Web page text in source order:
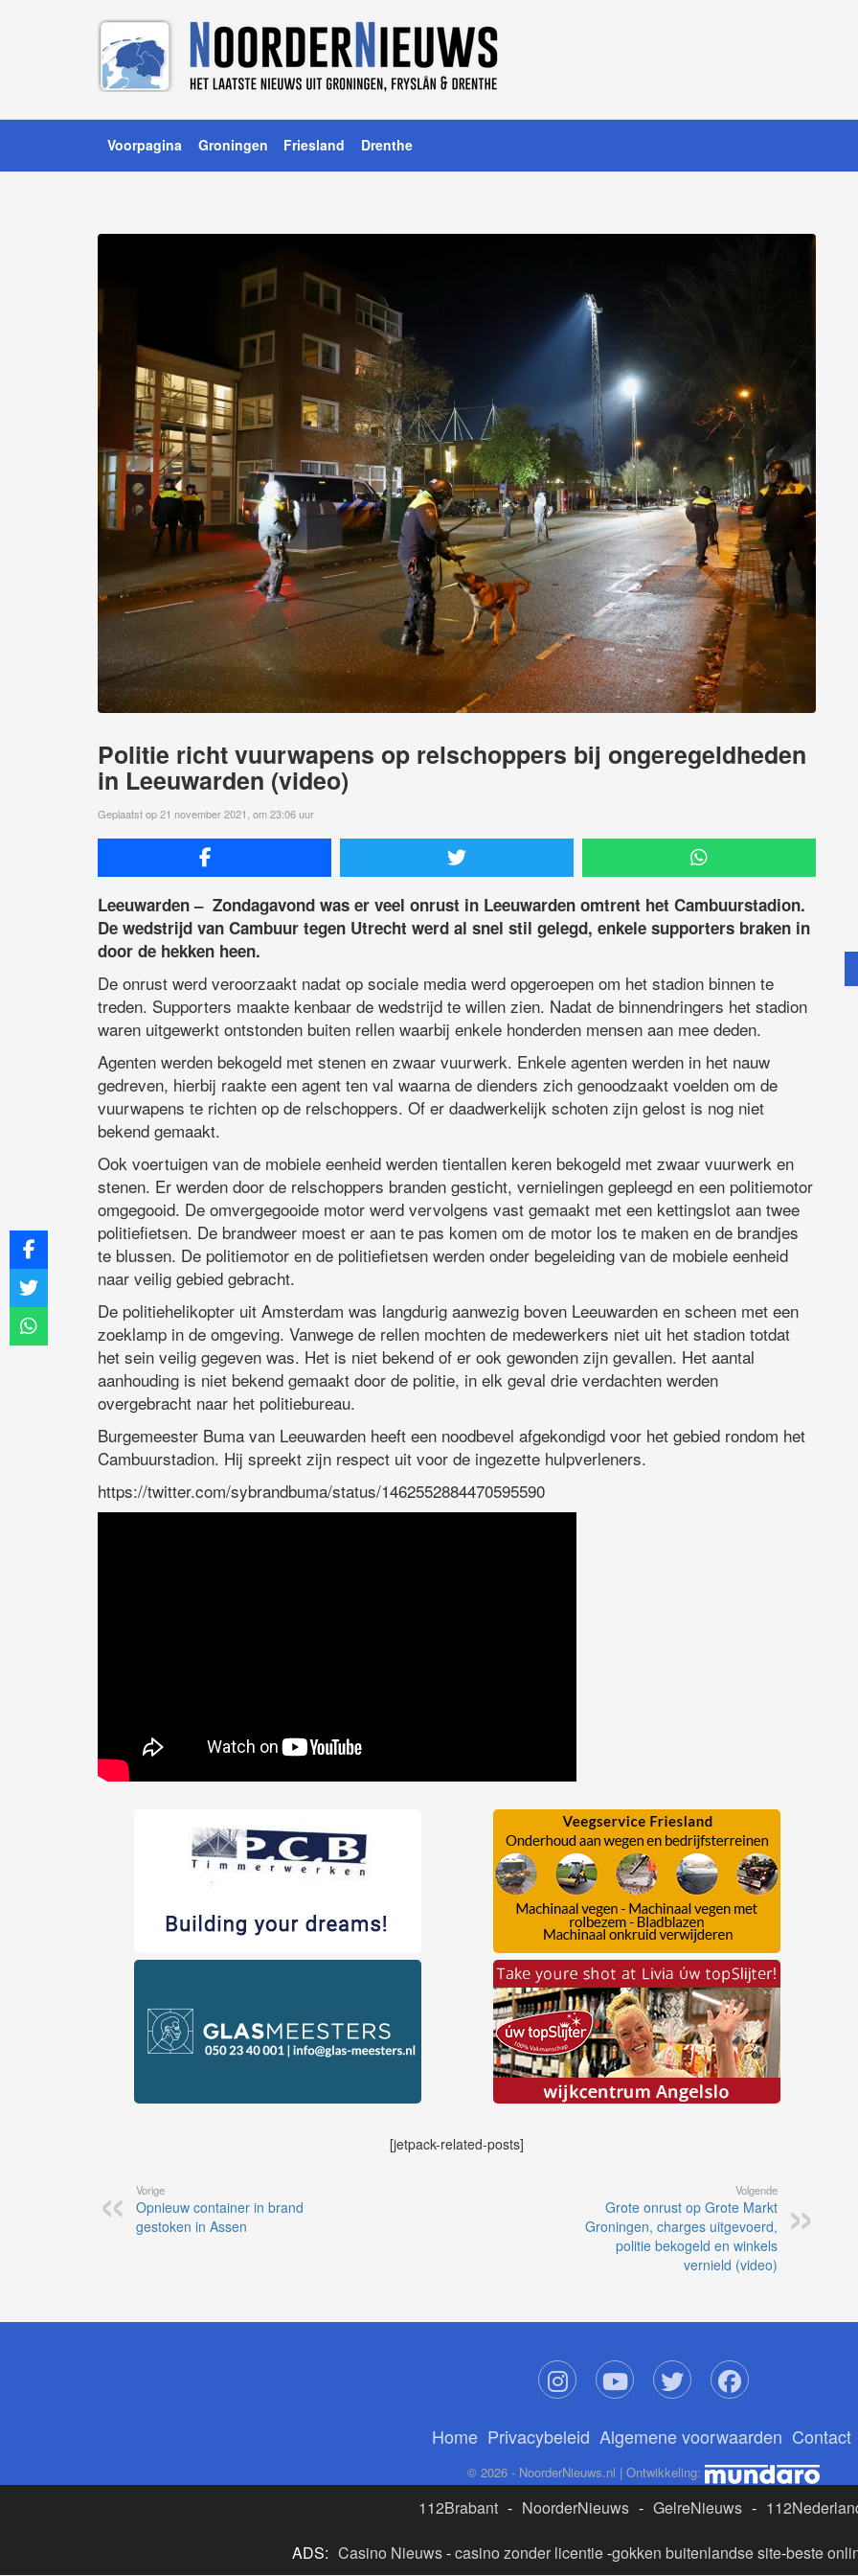
Voorpagina Groningen Friesland Drenthe
Politie richt vuurwapens op relschoppers bij ongeregeldheden
in Leeuwarden (video)
Geplaatst op 21 november 2021, om 23:06 uur
Leeuwarden – Zondagavond was er veel onrust in Leeuwarden omtrent het Cambuurstadion.
De wedstrijd van Cambuur tegen Utrecht werd al snel stil gelegd, enkele supporters braken in
door de hekken heen.
De onrust werd veroorzaakt nadat op sociale media werd opgeroepen om het stadion binnen te
treden. Supporters maakte kenbaar de wedstrijd te willen zien. Nadat de binnendringers het stadion
waren uitgewerkt ontstonden buiten rellen waarbij enkele honderden mensen aan mee deden.
Agenten werden bekogeld met stenen en zwaar vuurwerk. Enkele agenten werden in het nauw
gedreven, hierbij raakte een agent ten val waarna de dienders zich genoodzaakt voelden om de
vuurwapens te richten op de relschoppers. Of er daadwerkelijk schoten zijn gelost is nog niet
bekend gemaakt.
Ook voertuigen van de mobiele eenheid werden tientallen keren bekogeld met zwaar vuurwerk en
stenen. Er werden door de relschoppers branden gesticht, vernielingen gepleegd en een politiemotor
omgegooid. De omvergegooide motor werd vervolgens vast gemaakt met een kettingslot aan twee
politiefietsen. De brandweer moest er aan te pas komen om de motor los te maken en de brandjes
te blussen. De politiemotor en de politiefietsen werden onder begeleiding van de mobiele eenheid
naar veilig gebied gebracht.
De politiehelikopter uit Amsterdam was langdurig aanwezig boven Leeuwarden en scheen met een
zoeklamp in de omgeving. Vanwege de rellen mochten de medewerkers niet uit het stadion totdat
het sein veilig gegeven was. Het is niet bekend of er ook gewonden zijn gevallen. Het aantal
aanhouding is niet bekend gemaakt door de politie, in elk geval drie verdachten werden
overgebracht naar het politiebureau.
Burgemeester Buma van Leeuwarden heeft een noodbevel afgekondigd voor het gebied rondom het
Cambuurstadion. Hij spreekt zijn respect uit voor de ingezette hulpverleners.
https://twitter.com/sybrandbuma/status/1462552884470595590
[jetpack-related-posts]
Vorige
Opnieuw container in brand
gestoken in Assen
Volgende
Grote onrust op Grote Markt
Groningen, charges uitgevoerd,
politie bekogeld en winkels
vernield (video)
Home Privacybeleid Algemene voorwaarden Contact
© 2026 - NoorderNieuws.nl | Ontwikkeling:
112Brabant - NoorderNieuws - GelreNieuws -
ADS: Casino Nieuws-casino zonder licentie-gokken buitenlandse site-beste